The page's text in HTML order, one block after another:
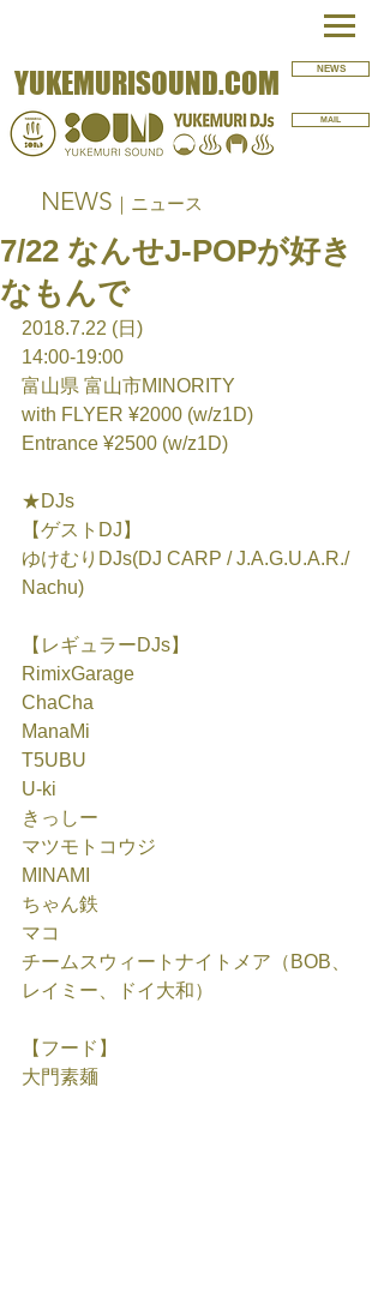
YUKEMURISOUND.COM NEWS
MAIL
NEWS ｜ニュース
7/22 なんせJ-POPが好き
なもんで
2018.7.22 (日)
14:00-19:00
富山県 富山市MINORITY
with FLYER ¥2000 (w/z1D)
Entrance ¥2500 (w/z1D)
★DJs
【ゲストDJ】
ゆけむりDJs(DJ CARP / J.A.G.U.A.R./
Nachu)
【レギュラーDJs】
RimixGarage
ChaCha
ManaMi
T5UBU
U-ki
きっしー
マツモトコウジ
MINAMI
ちゃん鉄
マコ
チームスウィートナイトメア（BOB、
レイミー、ドイ大和）
【フード】
大門素麺